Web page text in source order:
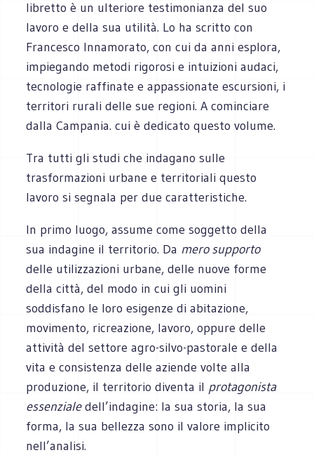
libretto è un ulteriore testimonianza del suo
lavoro e della sua utilità. Lo ha scritto con
Francesco Innamorato, con cui da anni esplora,
impiegando metodi rigorosi e intuizioni audaci,
tecnologie raffinate e appassionate escursioni, i
territori rurali delle sue regioni. A cominciare
dalla Campania. cui è dedicato questo volume.
Tra tutti gli studi che indagano sulle
trasformazioni urbane e territoriali questo
lavoro si segnala per due caratteristiche.
In primo luogo, assume come soggetto della
sua indagine il territorio. Da mero supporto
delle utilizzazioni urbane, delle nuove forme
della città, del modo in cui gli uomini
soddisfano le loro esigenze di abitazione,
movimento, ricreazione, lavoro, oppure delle
attività del settore agro-silvo-pastorale e della
vita e consistenza delle aziende volte alla
produzione, il territorio diventa il protagonista
essenzialedell’indagine: la sua storia, la sua
forma, la sua bellezza sono il valore implicito
nell’analisi.